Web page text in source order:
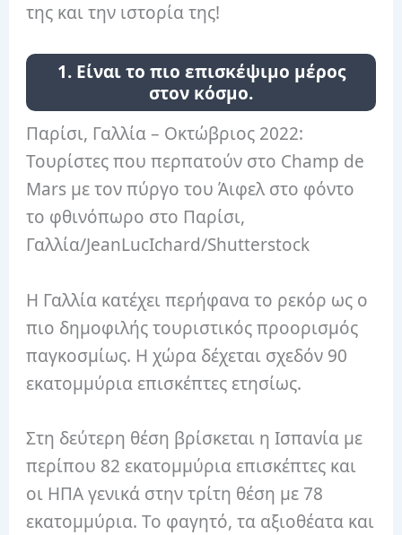
της και την ιστορία της!
1. Είναι το πιο επισκέψιμο μέρος
στον κόσμο.
Παρίσι, Γαλλία – Οκτώβριος 2022:
Τουρίστες που περπατούν στο Champ de
Mars με τον πύργο του Άιφελ στο φόντο
το φθινόπωρο στο Παρίσι,
Γαλλία/JeanLucIchard/Shutterstock
Η Γαλλία κατέχει περήφανα το ρεκόρ ως ο
πιο δημοφιλής τουριστικός προορισμός
παγκοσμίως. Η χώρα δέχεται σχεδόν 90
εκατομμύρια επισκέπτες ετησίως.
Στη δεύτερη θέση βρίσκεται η Ισπανία με
περίπου 82 εκατομμύρια επισκέπτες και
οι ΗΠΑ γενικά στην τρίτη θέση με 78
εκατομμύρια. Το φαγητό, τα αξιοθέατα και